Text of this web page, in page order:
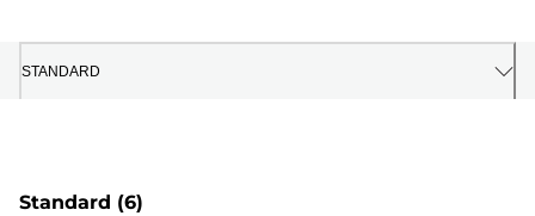
STANDARD
Standard (6)